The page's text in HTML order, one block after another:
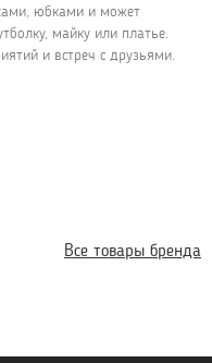
юбками и может
майку или платье.
и встреч с друзьями.
Все товары бренда